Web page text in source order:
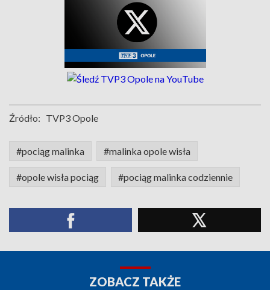
Źródło: TVP3 Opole
#pociąg malinka #malinka opole wisła
#opole wisła pociąg #pociąg malinka codziennie
ZOBACZ TAKŻE